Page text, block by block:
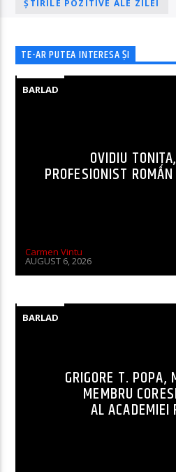
ȘTIRILE POZITIVE ALE ZILEI
TE-AR PUTEA INTERESA ȘI
BARLAD
OVIDIU
PROFESIONIST
Carmen Vintu
AUGUST 6, 2026
BARLAD
GRIGORE T. POPA,
MEMBRU
AL ACADEMIEI